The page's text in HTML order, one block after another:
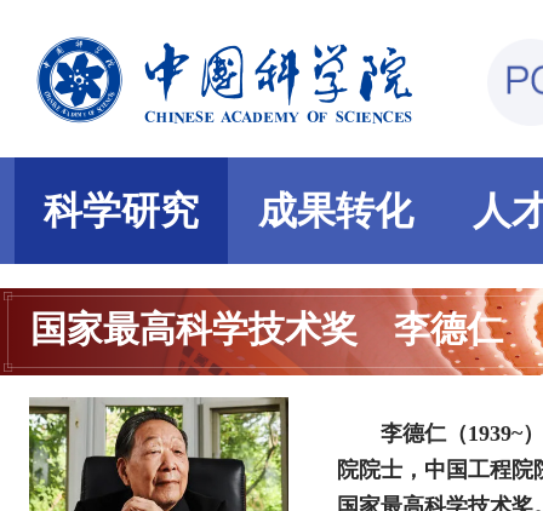
科学研究 成果转化 人
国家最高科学技术奖 李德仁
李德仁（1939~
院院士，中国工程院
国家最高科学技术奖